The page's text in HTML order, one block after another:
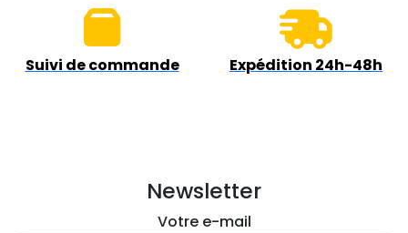
Suivi de commande Expédition 24h-48h
Newsletter
Votre e-mail